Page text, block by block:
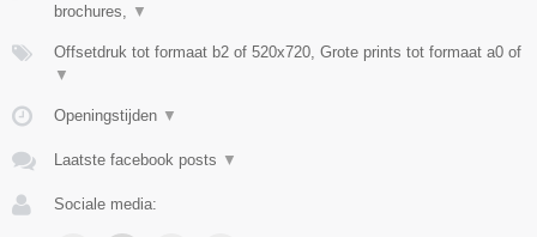
brochures, ▼
Offsetdruk tot formaat b2 of 520x720, Grote prints tot formaat a0 of
▼
Openingstijden ▼
Laatste facebook posts ▼
Sociale media: